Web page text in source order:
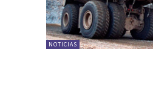
NOTICIAS